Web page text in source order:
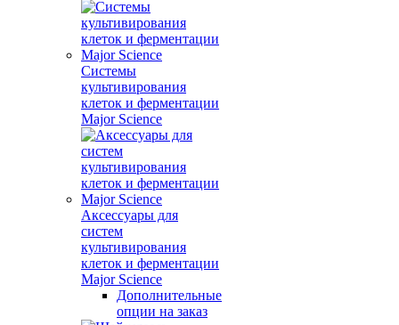
Системы
культивирования
клеток и ферментации
Major Science
Аксессуары для
систем
культивирования
клеток и ферментации
Major Science
Дополнительные
опции на заказ